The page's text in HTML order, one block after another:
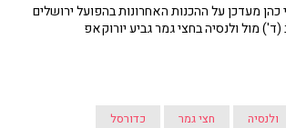
כהן מעדכן על ההכנות האחרונות בהפועל ירושלים
מול ולנסיה בחצי גמר גביע יורוקאפ
ולנסיה חצי גמר כדורסל